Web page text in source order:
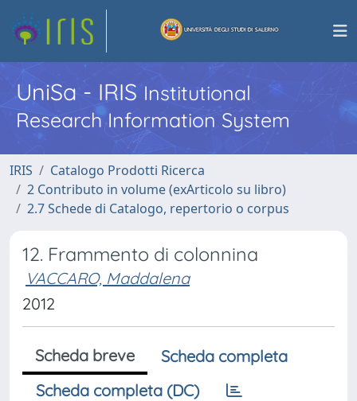
UniSa - IRISInstitutional
Research Information System
IRIS
Catalogo Prodotti Ricerca
2 Contributo in volume (exArticolo su libro)
2.7 Schede di Catalogo, repertorio o corpus
12. Frammento di colonnina
VACCARO, Maddalena
2012
Scheda breve
Scheda completa
Scheda completa (DC)